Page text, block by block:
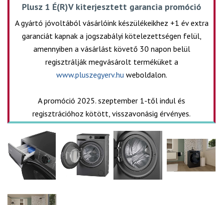
Plusz 1 É(R)V kiterjesztett garancia promóció
A gyártó jóvoltából vásárlóink készülékeikhez +1 év extra
garanciát kapnak a jogszabályi kötelezettségen felül,
amennyiben a vásárlást követő 30 napon belül
regisztrálják megvásárolt terméküket a
www.pluszegyerv.hu weboldalon.
A promóció 2025. szeptember 1-től indul és
regisztrációhoz kötött, visszavonásig érvényes.